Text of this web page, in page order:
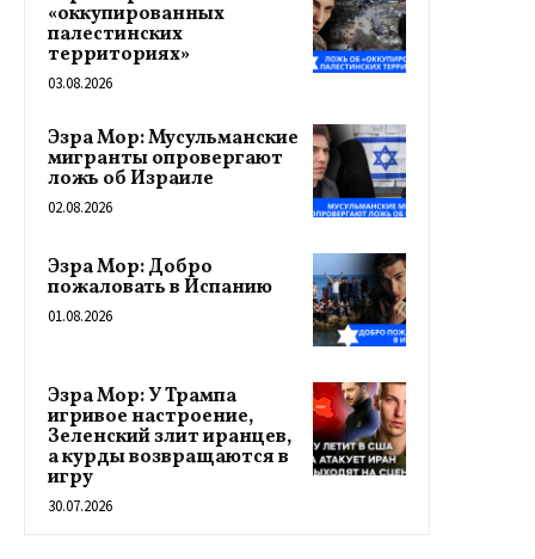
«оккупированных
палестинских
территориях»
03.08.2026
Эзра Мор: Мусульманские
мигранты опровергают
ложь об Израиле
02.08.2026
Эзра Мор: Добро
пожаловать в Испанию
01.08.2026
Эзра Мор: У Трампа
игривое настроение,
Зеленский злит иранцев,
а курды возвращаются в
игру
30.07.2026